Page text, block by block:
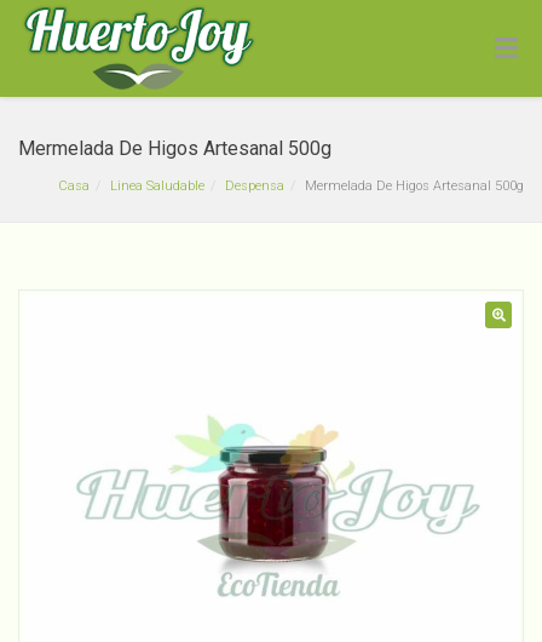
Mermelada De Higos Artesanal 500g
Casa Linea Saludable Despensa Mermelada De Higos Artesanal 500g